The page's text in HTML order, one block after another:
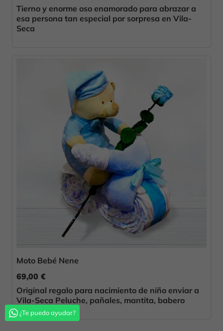
Tierno y enorme oso enamorado para abrazar a
esa persona tan especial por sorpresa en Vila-
Seca
Moto Bebé Nene
69,00 €
Original regalo para nacimiento de niño enviar a
Vila-Seca Peluche, pañales, mantita, babero
¿Te puedo ayudar?